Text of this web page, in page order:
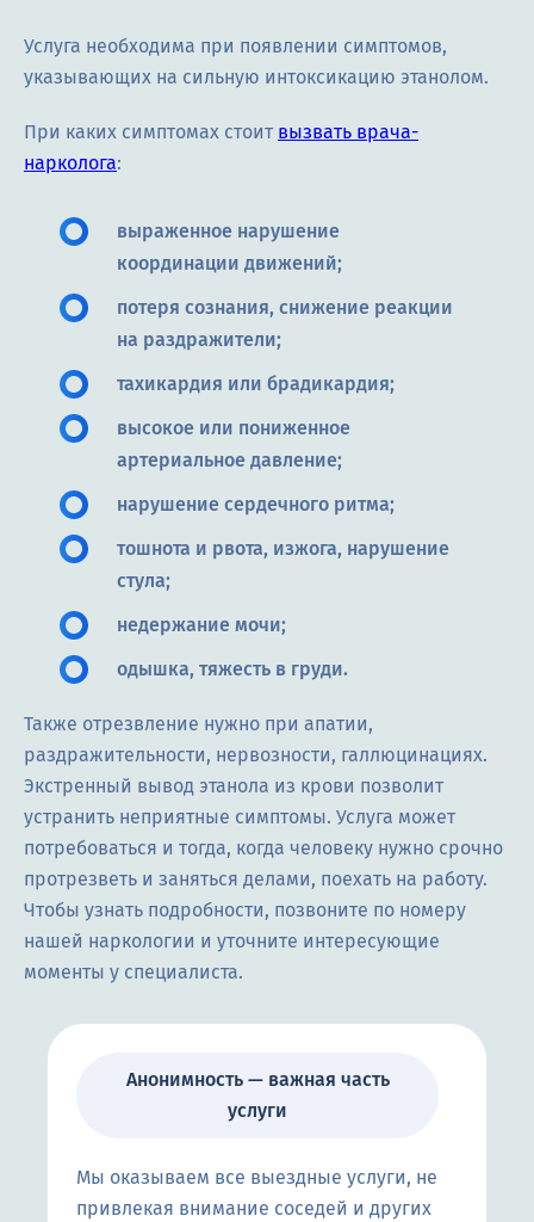
Услуга необходима при появлении симптомов,
указывающих на сильную интоксикацию этанолом.
При каких симптомах стоит вызвать врача-
нарколога:
выраженное нарушение
координации движений;
потеря сознания, снижение реакции
на раздражители;
тахикардия или брадикардия;
высокое или пониженное
артериальное давление;
нарушение сердечного ритма;
тошнота и рвота, изжога, нарушение
стула;
недержание мочи;
одышка, тяжесть в груди.
Также отрезвление нужно при апатии,
раздражительности, нервозности, галлюцинациях.
Экстренный вывод этанола из крови позволит
устранить неприятные симптомы. Услуга может
потребоваться и тогда, когда человеку нужно срочно
протрезветь и заняться делами, поехать на работу.
Чтобы узнать подробности, позвоните по номеру
нашей наркологии и уточните интересующие
моменты у специалиста.
Анонимность — важная часть
услуги
Мы оказываем все выездные услуги, не
привлекая внимание соседей и других